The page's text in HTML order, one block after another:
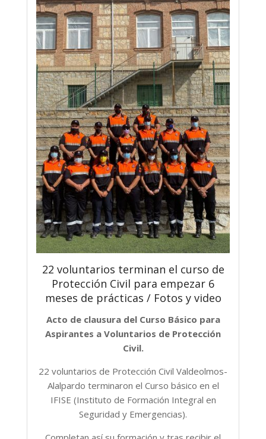
22 voluntarios terminan el curso de
Protección Civil para empezar 6
meses de prácticas / Fotos y video
Acto de clausura del Curso Básico para
Aspirantes a Voluntarios de Protección
Civil.
22 voluntarios de Protección Civil Valdeolmos-
Alalpardo terminaron el Curso básico en el
IFISE (Instituto de Formación Integral en
Seguridad y Emergencias).